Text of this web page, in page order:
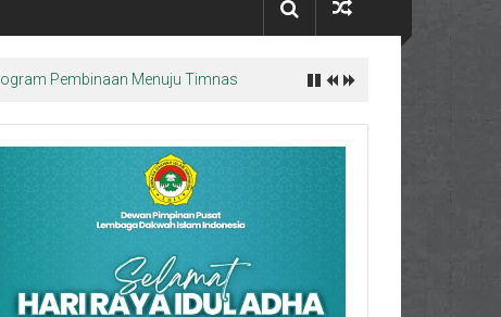
Pembinaan Menuju Timnas